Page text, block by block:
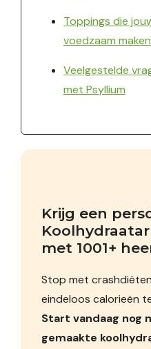
Toppings die
voedzaam maken
Veelgestelde
met Psyllium
Krijg een
met 1001+
Stop met
eindeloos calorieën
Start vandaag nog
gemaakte